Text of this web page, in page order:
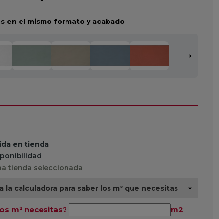
en el mismo formato y acabado
en tienda
tienda seleccionada
la calculadora para saber los m² que necesitas
m² necesitas? m2